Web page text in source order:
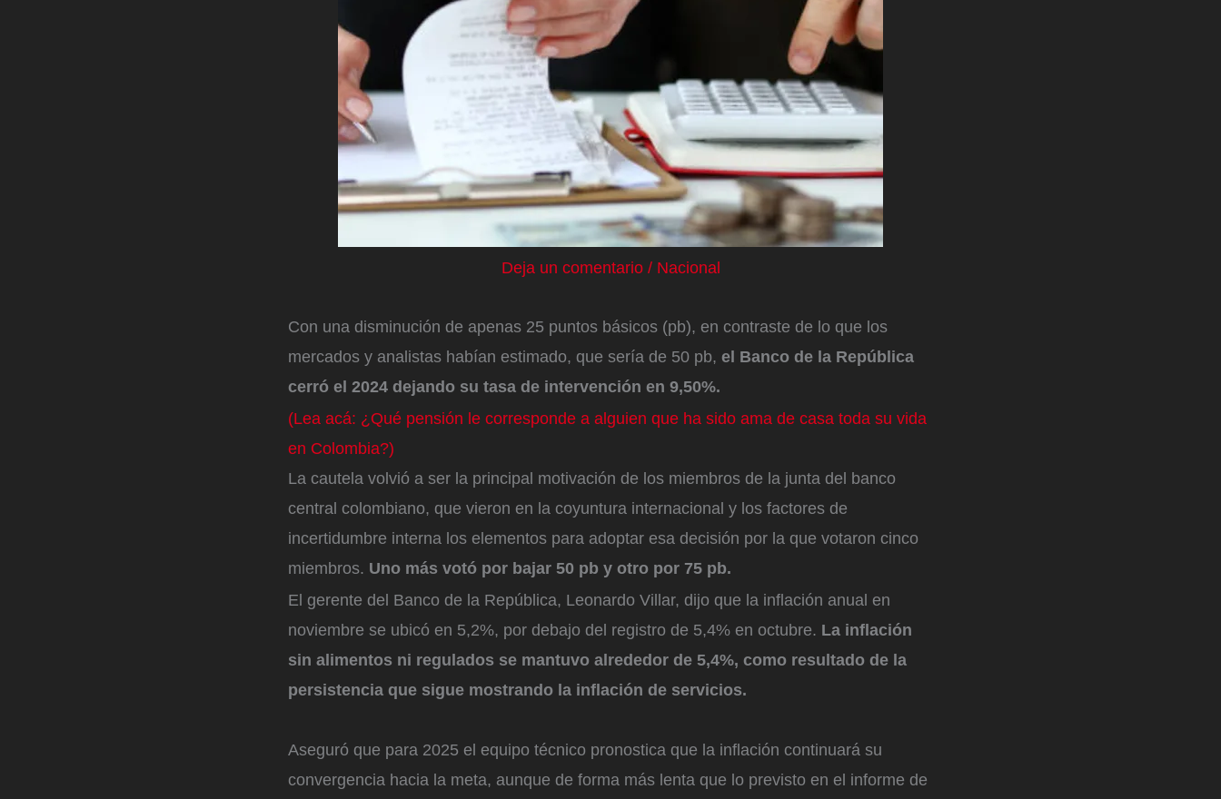
Deja un comentario / Nacional
Con una disminución de apenas 25 puntos básicos (pb), en contraste de lo que los
mercados y analistas habían estimado, que sería de 50 pb, el Banco de la República
cerró el 2024 dejando su tasa de intervención en 9,50%.
(Lea acá: ¿Qué pensión le corresponde a alguien que ha sido ama de casa toda su vida
en Colombia?)
La cautela volvió a ser la principal motivación de los miembros de la junta del banco
central colombiano, que vieron en la coyuntura internacional y los factores de
incertidumbre interna los elementos para adoptar esa decisión por la que votaron cinco
miembros. Uno más votó por bajar 50 pb y otro por 75 pb.
El gerente del Banco de la República, Leonardo Villar, dijo que la inflación anual en
noviembre se ubicó en 5,2%, por debajo del registro de 5,4% en octubre. La inflación
sin alimentos ni regulados se mantuvo alrededor de 5,4%, como resultado de la
persistencia que sigue mostrando la inflación de servicios.
Aseguró que para 2025 el equipo técnico pronostica que la inflación continuará su
convergencia hacia la meta, aunque de forma más lenta que lo previsto en el informe de